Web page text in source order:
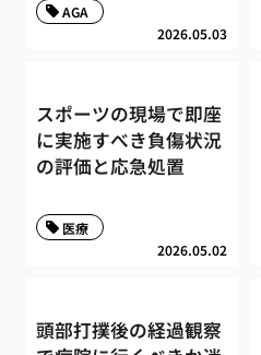
2026.05.03
AGA
スポーツの現場で即座
に実施すべき負傷状況
の評価と応急処置
2026.05.02
医療
頭部打撲後の経過観察